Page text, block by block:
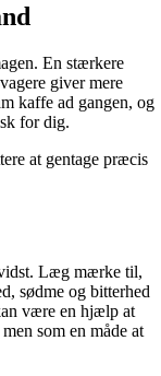
En stærkere
giver mere
kaffe ad gangen, og
for dig.
at gentage præcis
Læg mærke til,
sødme og bitterhed
være en hjælp at
som en måde at